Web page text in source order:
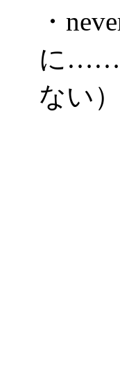
・
に……
ない）